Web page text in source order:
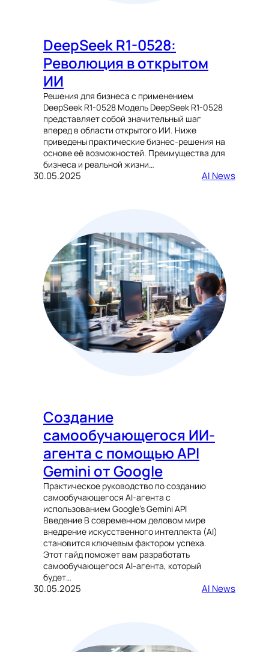
DeepSeek R1-0528:
Революция в открытом
ИИ
Решения для бизнеса с применением
DeepSeek R1-0528 Модель DeepSeek R1-0528
представляет собой значительный шаг
вперед в области открытого ИИ. Ниже
приведены практические бизнес-решения на
основе её возможностей. Преимущества для
бизнеса и реальной жизни…
30.05.2025 AI News
Создание
самообучающегося ИИ-
агента с помощью API
Gemini от Google
Практическое руководство по созданию
самообучающегося AI-агента с
использованием Google’s Gemini API
Введение В современном деловом мире
внедрение искусственного интеллекта (AI)
становится ключевым фактором успеха.
Этот гайд поможет вам разработать
самообучающегося AI-агента, который
будет…
30.05.2025 AI News